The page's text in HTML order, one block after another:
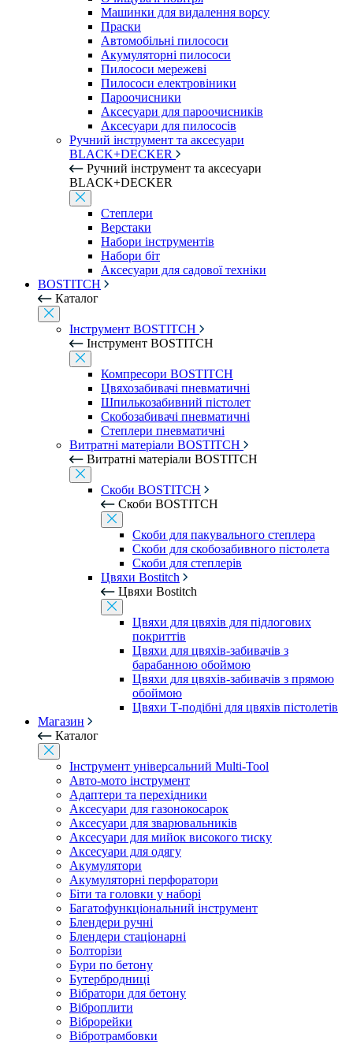
Машинки для видалення ворсу
Праски
Автомобільні пилососи
Акумуляторні пилососи
Пилососи мережеві
Пилососи електровіники
Пароочисники
Аксесуари для пароочисників
Аксесуари для пилососів
Ручний інструмент та аксесуари
BLACK+DECKER
Ручний інструмент та аксесуари
BLACK+DECKER
Степлери
Верстаки
Набори інструментів
Набори біт
Аксесуари для садової техніки
BOSTITCH
Каталог
Інструмент BOSTITCH
Інструмент BOSTITCH
Компресори BOSTITCH
Цвяхозабивачі пневматичні
Шпилькозабивний пістолет
Скобозабивачі пневматичні
Степлери пневматичні
Витратні матеріали BOSTITCH
Витратні матеріали BOSTITCH
Скоби BOSTITCH
Скоби BOSTITCH
Скоби для пакувального степлера
Скоби для скобозабивного пістолета
Скоби для степлерів
Цвяхи Bostitch
Цвяхи Bostitch
Цвяхи для цвяхів для підлогових
покриттів
Цвяхи для цвяхів-забивачів з
барабанною обоймою
Цвяхи для цвяхів-забивачів з прямою
обоймою
Цвяхи Т-подібні для цвяхів пістолетів
Магазин
Каталог
Інструмент універсальний Multi-Tool
Авто-мото інструмент
Адаптери та перехідники
Аксесуари для газонокосарок
Аксесуари для зварювальників
Аксесуари для мийок високого тиску
Аксесуари для одягу
Акумулятори
Акумуляторні перфоратори
Біти та головки у наборі
Багатофункціональний інструмент
Блендери ручні
Блендери стаціонарні
Болторізи
Бури по бетону
Бутербродниці
Вібратори для бетону
Віброплити
Віброрейки
Вібротрамбовки